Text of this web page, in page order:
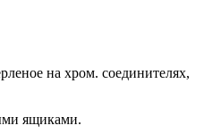
на хром. соединителях,
ящиками.